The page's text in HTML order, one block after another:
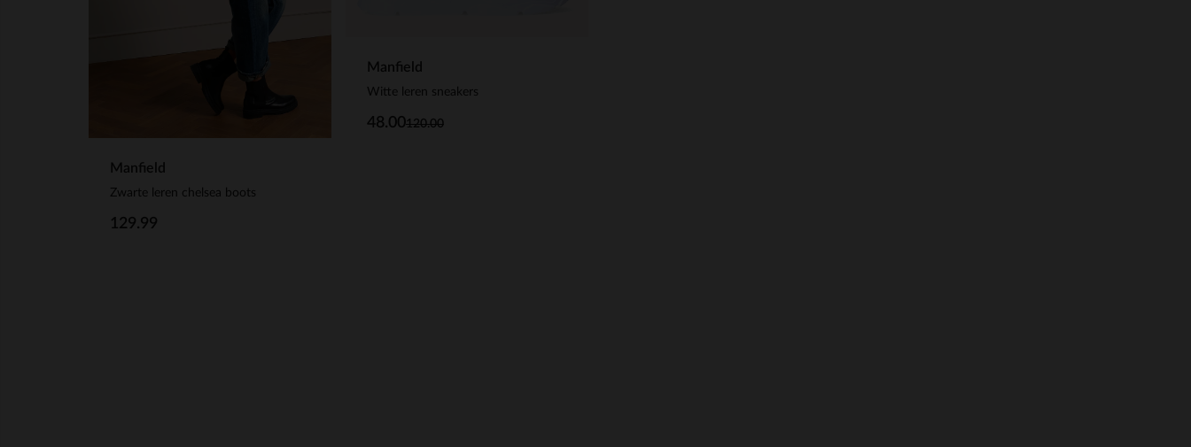
Manfield
Zwarte leren chelsea boots
129.99
Manfield
Witte leren sneakers
120.00
48.00